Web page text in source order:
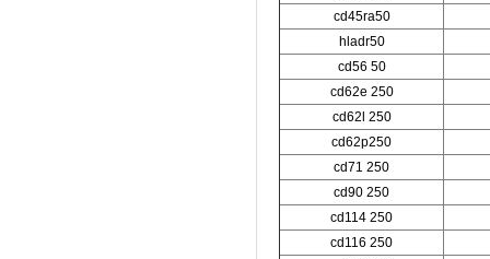
cd45ra50
hladr50
cd56 50
cd62e 250
cd62l 250
cd62p250
cd71 250
cd90 250
cd114 250
cd116 250